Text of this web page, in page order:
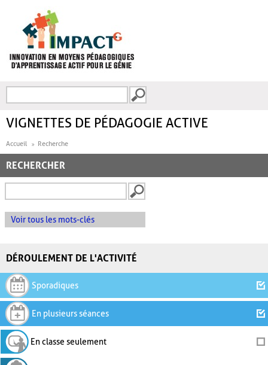
FORMULAIRE DE
VIGNETTES DE PÉDAGOGIE ACTIVE
Accueil Recherche
RECHERCHER
Voir tous les mots-clés
DÉROULEMENT DE L'ACTIVITÉ
Sporadiques
En plusieurs séances
En classe seulement